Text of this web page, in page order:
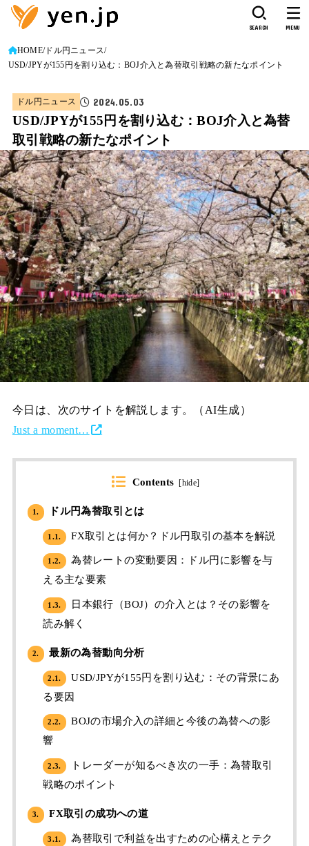
SEARCH MENU
HOME ドル円ニュース
USD/JPYが155円を割り込む：BOJ介入と為替取引戦略の新たなポイント
ドル円ニュース 2024.05.03
USD/JPYが155円を割り込む：BOJ介入と為替
取引戦略の新たなポイント
今日は、次のサイトを解説します。（AI生成）
Just a moment…
Contents [hide]
1. ドル円為替取引とは
1.1. FX取引とは何か？ドル円取引の基本を解説
1.2.
為替レートの変動要因：ドル円に影響を与
える主な要素
1.3.
日本銀行（BOJ）の介入とは？その影響を
読み解く
2. 最新の為替動向分析
2.1.
USD/JPYが155円を割り込む：その背景にあ
る要因
2.2.
BOJの市場介入の詳細と今後の為替への影
響
2.3.
トレーダーが知るべき次の一手：為替取引
戦略のポイント
3. FX取引の成功への道
3.1.
為替取引で利益を出すための心構えとテク